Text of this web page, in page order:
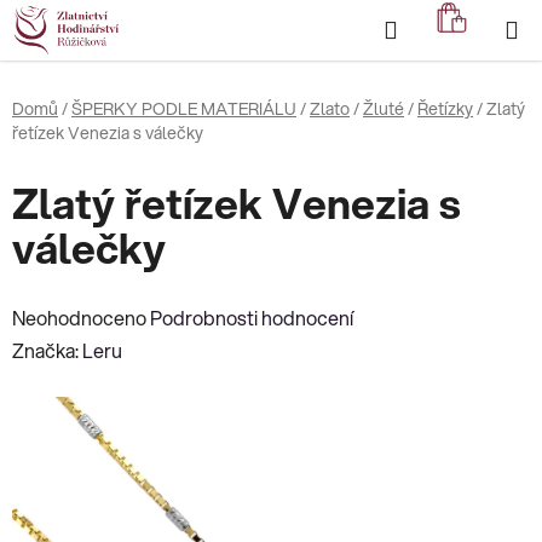
Přejít
na
obsah
Hledat
KOŠÍK
Domů /ŠPERKY PODLE MATERIÁLU /Zlato/Žluté/ Řetízky/Zlatý
řetízek Venezia s válečky
Zlatý řetízek Venezia s
válečky
Průměrné
hodnocení
5
NeohodnocenoPodrobnosti hodnocení
Značka:Leru